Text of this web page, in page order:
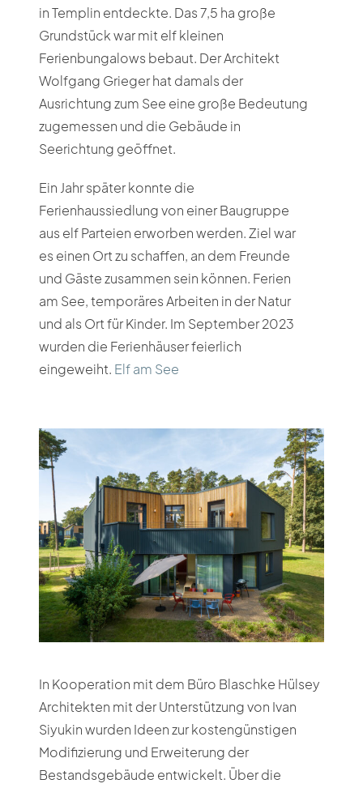
in Templin entdeckte. Das 7,5 ha große
Grundstück war mit elf kleinen
Ferienbungalows bebaut. Der Architekt
Wolfgang Grieger hat damals der
Ausrichtung zum See eine große Bedeutung
zugemessen und die Gebäude in
Seerichtung geöffnet.
Ein Jahr später konnte die
Ferienhaussiedlung von einer Baugruppe
aus elf Parteien erworben werden. Ziel war
es einen Ort zu schaffen, an dem Freunde
und Gäste zusammen sein können. Ferien
am See, temporäres Arbeiten in der Natur
und als Ort für Kinder. Im September 2023
wurden die Ferienhäuser feierlich
eingeweiht. Elf am See
In Kooperation mit dem Büro Blaschke Hülsey
Architekten mit der Unterstützung von Ivan
Siyukin wurden Ideen zur kostengünstigen
Modifizierung und Erweiterung der
Bestandsgebäude entwickelt. Über die